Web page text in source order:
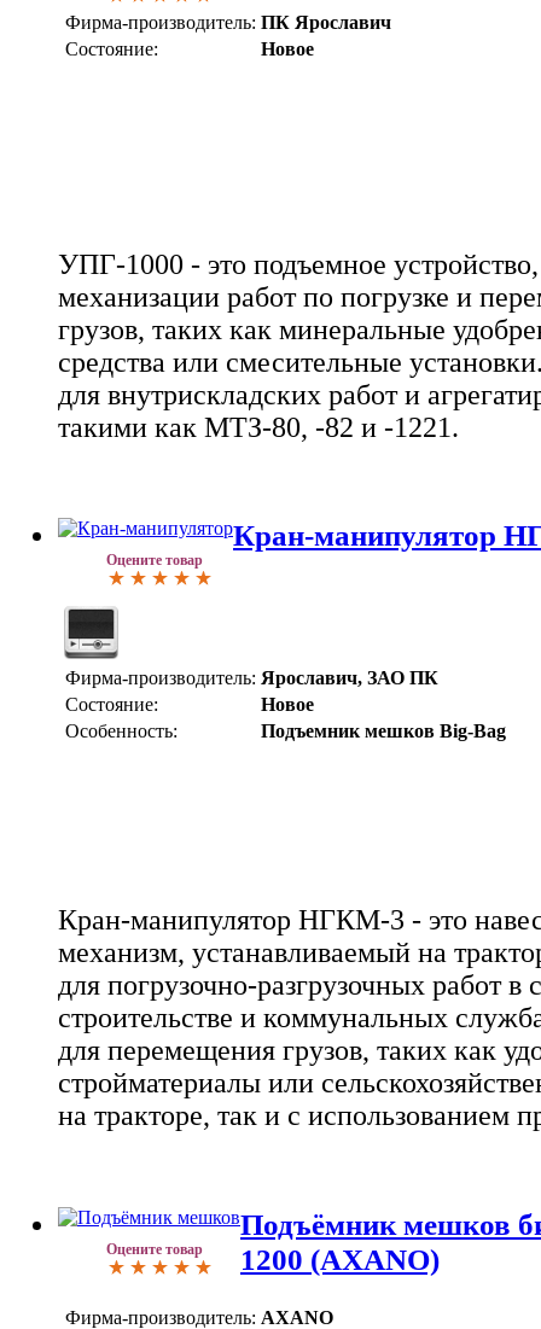
Фирма-производитель: ПК Ярославич
Состояние:
Новое
УПГ-1000 - это подъемное
механизации работ по погрузке и
грузов, таких как минеральные
средства или смесительные
для внутрискладских работ и
такими как МТЗ-80, -82 и -1221.
Оцените товар
Кран-манипулятор
Фирма-производитель: Ярославич, ЗАО ПК
Состояние:
Новое
Особенность:
Подъемник мешков Big-Bag
Кран-манипулятор НГКМ-3 - это
механизм, устанавливаемый на
для погрузочно-разгрузочных работ в
строительстве и коммунальных
для перемещения грузов, таких как
стройматериалы или
на тракторе, так и с использованием
Оцените товар
Подъёмник мешков
1200 (AXANO)
Фирма-производитель: AXANO